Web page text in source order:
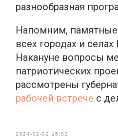
разнообразная
Напомним, памятные
всех городах и
Накануне вопросы
патриотических
рассмотрены
рабочей встрече с
2024-02-02 15:03